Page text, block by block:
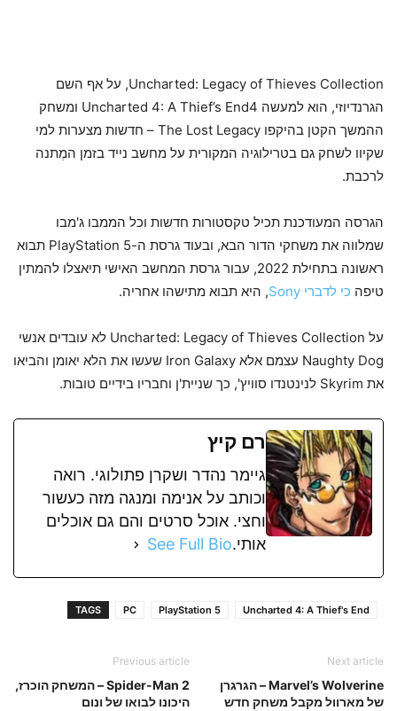
Uncharted: Legacy of Thieves Collection, על אף השם
הגרנדיוזי, הוא למעשה Uncharted 4: A Thief’s End4 ומשחק
ההמשך הקטן בהיקפו The Lost Legacy – חדשות מצערות למי
שקיוו לשחק גם בטרילוגיה המקורית על מחשב נייד בזמן המְתנה
לרכבת.
הגרסה המעודכנת תכיל טקסטורות חדשות וכל הממבו ג'מבו
שמלווה את משחקי הדור הבא, ובעוד גרסת ה-PlayStation 5 תבוא
ראשונה בתחילת 2022, עבור גרסת המחשב האישי תיאצלו להמתין
טיפה כי לדברי Sony , היא תבוא מתישהו אחריה.
על Uncharted: Legacy of Thieves Collection לא עובדים אנשי
Naughty Dog עצמם אלא Iron Galaxy שעשו את הלא יאומן והביאו
את Skyrim לנינטנדו סוויץ', כך שניית'ן וחבריו בידיים טובות.
רם קיץ
גיימר נהדר ושקרן פתולוגי. רואה
וכותב על אנימה ומנגה מזה כעשור
וחצי. אוכל סרטים והם גם אוכלים
אותי.See Full Bio
TAGS PC PlayStation 5 Uncharted 4: A Thief's End
Previous article
Spider-Man 2 – המשחק הוכרז,
היכונו לבואו של ונום
Next article
Marvel’s Wolverine – הגרגרן
של מארוול מקבל משחק חדש